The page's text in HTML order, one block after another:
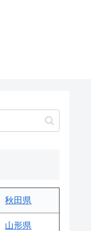
秋田県
山形県